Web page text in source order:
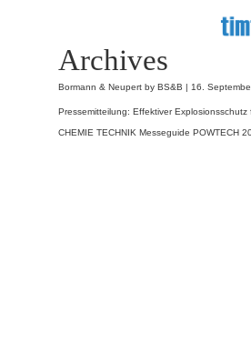
Archives
Bormann & Neupert by BS&B | 16.
Pressemitteilung: Effektiver
CHEMIE TECHNIK Messeguide POWTECH